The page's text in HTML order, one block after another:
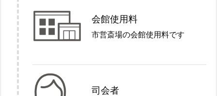
会館使用料
市営斎場の会館使用料です
司会者